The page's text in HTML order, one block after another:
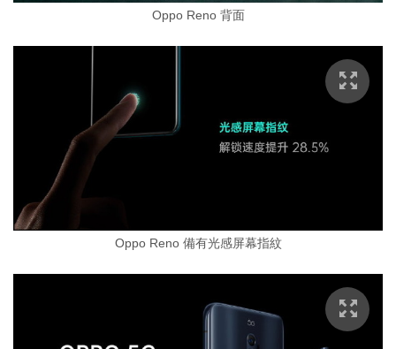
Oppo Reno 背面
Oppo Reno 備有光感屏幕指紋